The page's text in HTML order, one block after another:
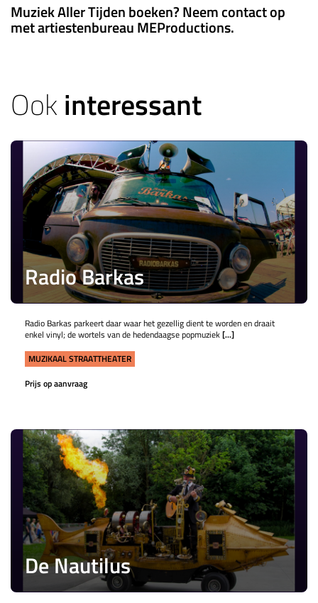
Muziek Aller Tijden boeken? Neem contact op
met artiestenbureau MEProductions.
Ookinteressant
Radio Barkas
Radio Barkas parkeert daar waar het gezellig dient te worden en draait
enkel vinyl; de wortels van de hedendaagse popmuziek[...]
MUZIKAAL STRAATTHEATER
Prijs op aanvraag
De Nautilus